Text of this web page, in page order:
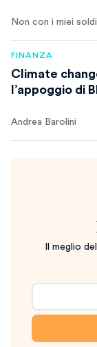
Non con i miei soldi
FINANZA
Climate
l’appoggio di
Andrea Barolini
Il meglio